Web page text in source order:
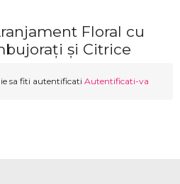
Floral cu
și Citrice
sa fiti autentificati Autentificati-va